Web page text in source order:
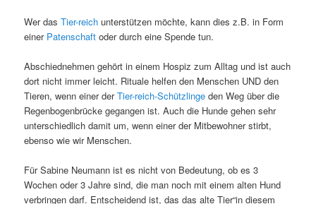
Wer das Tier-reichunterstützen möchte, kann dies z.B. in Form
einer Patenschaftoder durch eine Spende tun.
Abschiednehmen gehört in einem Hospiz zum Alltag und ist auch
dort nicht immer leicht. Rituale helfen den Menschen UND den
Tieren, wenn einer derTier-reich-Schützlinge den Weg über die
Regenbogenbrücke gegangen ist. Auch die Hunde gehen sehr
unterschiedlich damit um, wenn einer der Mitbewohner stirbt,
ebenso wie wir Menschen.
Für Sabine Neumann ist es nicht von Bedeutung, ob es 3
Wochen oder 3 Jahre sind, die man noch mit einem alten Hund
verbringen darf. Entscheidend ist, das das alte Tier“in diesem